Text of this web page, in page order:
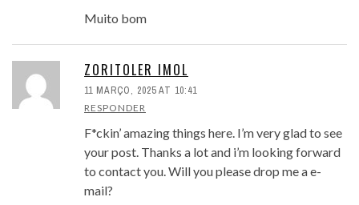
Muito bom
ZORITOLER IMOL
11 MARÇO, 2025 AT 10:41
RESPONDER
F*ckin’ amazing things here. I’m very glad to see
your post. Thanks a lot and i’m looking forward
to contact you. Will you please drop me a e-
mail?